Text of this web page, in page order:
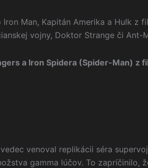
Man, Kapitán Amerika a Hulk z
vojny, Doktor Strange či Ant-
a Iron Spidera (Spider-Man) z
venoval replikácii séra
gamma lúčov. To zapríčinilo,